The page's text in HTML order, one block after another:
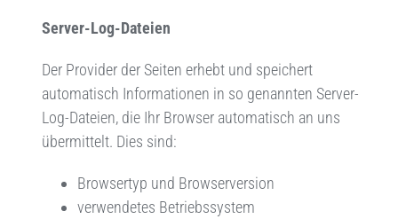
Server-Log-Dateien
Der Provider der Seiten erhebt und speichert
automatisch Informationen in so genannten Server-
Log-Dateien, die Ihr Browser automatisch an uns
übermittelt. Dies sind:
Browsertyp und Browserversion
verwendetes Betriebssystem